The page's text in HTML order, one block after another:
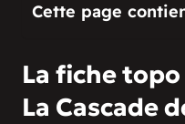
Cette page
La fiche
La Cascade